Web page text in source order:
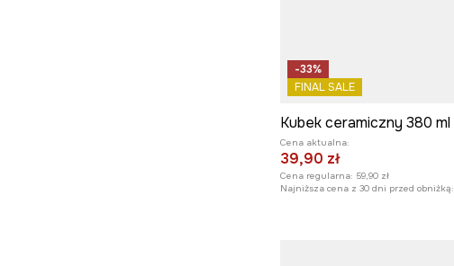
-33%
FINAL SALE
Kubek ceramiczny 380 ml
Cena aktualna:
39,90 zł
Cena regularna: 59,90 zł
Najniższa cena z 30 dni przed obniżką: